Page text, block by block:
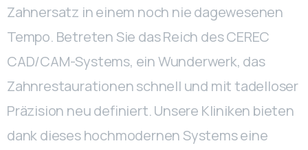
Zahnersatz in einem noch nie dagewesenen
Tempo. Betreten Sie das Reich des CEREC
CAD/CAM-Systems, ein Wunderwerk, das
Zahnrestaurationen schnell und mit tadelloser
Präzision neu definiert. Unsere Kliniken bieten
dank dieses hochmodernen Systems eine